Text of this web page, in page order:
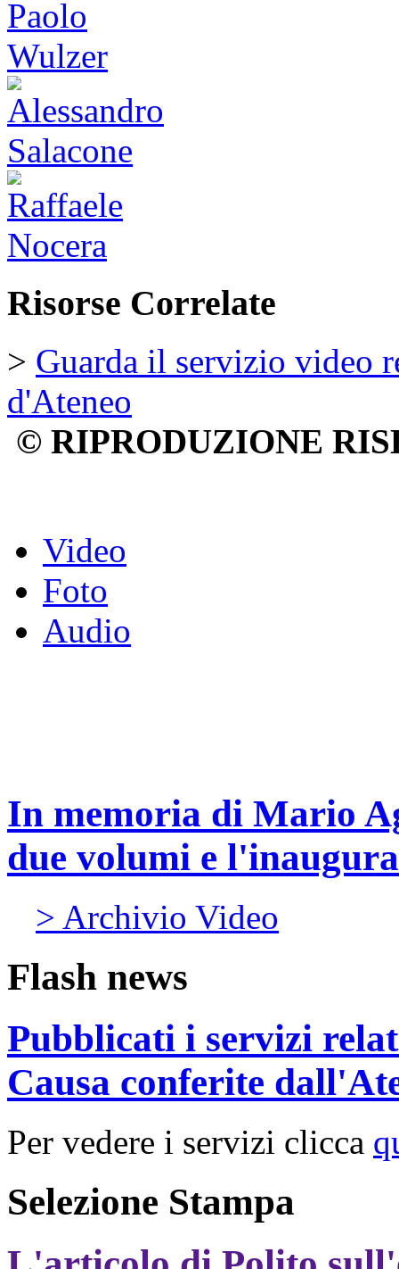
Risorse Correlate
> Guarda il servizio video
d'Ateneo
© RIPRODUZIONE
Video
Foto
Audio
In memoria di Mario
due volumi e
> Archivio Video
Flash news
Pubblicati i servizi
Causa conferite
Per vedere i servizi clicca
Selezione Stampa